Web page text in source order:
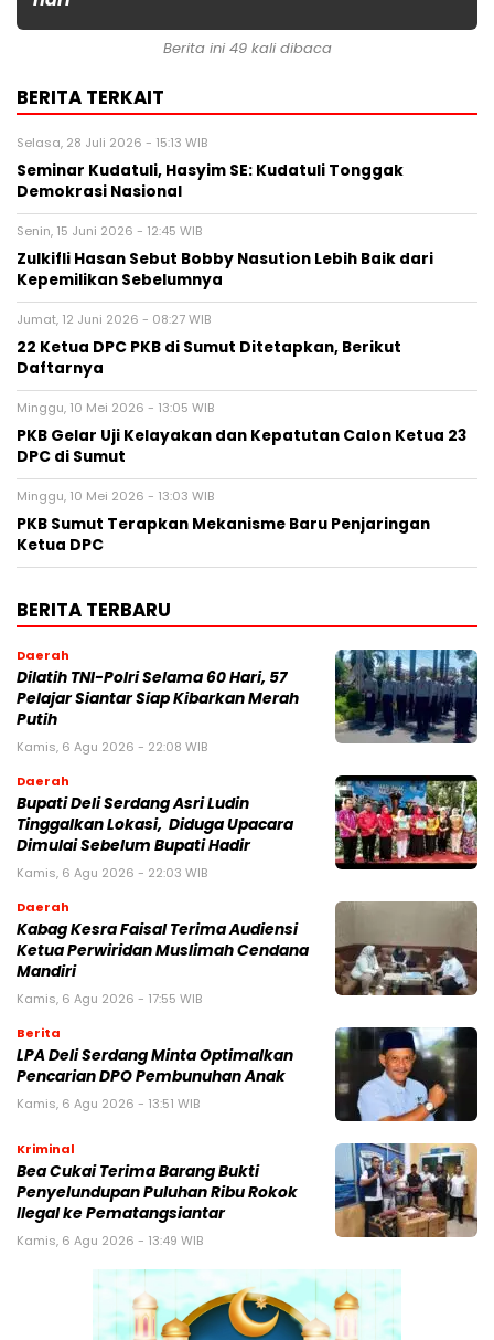
Berita ini 49 kali dibaca
BERITA TERKAIT
Selasa, 28 Juli 2026 - 15:13 WIB
Seminar Kudatuli, Hasyim SE: Kudatuli Tonggak
Demokrasi Nasional
Senin, 15 Juni 2026 - 12:45 WIB
Zulkifli Hasan Sebut Bobby Nasution Lebih Baik dari
Kepemilikan Sebelumnya
Jumat, 12 Juni 2026 - 08:27 WIB
22 Ketua DPC PKB di Sumut Ditetapkan, Berikut
Daftarnya
Minggu, 10 Mei 2026 - 13:05 WIB
PKB Gelar Uji Kelayakan dan Kepatutan Calon Ketua 23
DPC di Sumut
Minggu, 10 Mei 2026 - 13:03 WIB
PKB Sumut Terapkan Mekanisme Baru Penjaringan
Ketua DPC
BERITA TERBARU
Daerah
Dilatih TNI-Polri Selama 60 Hari, 57
Pelajar Siantar Siap Kibarkan Merah
Putih
Kamis, 6 Agu 2026 - 22:08 WIB
Daerah
Bupati Deli Serdang Asri Ludin
Tinggalkan Lokasi, Diduga Upacara
Dimulai Sebelum Bupati Hadir
Kamis, 6 Agu 2026 - 22:03 WIB
Daerah
Kabag Kesra Faisal Terima Audiensi
Ketua Perwiridan Muslimah Cendana
Mandiri
Kamis, 6 Agu 2026 - 17:55 WIB
Berita
LPA Deli Serdang Minta Optimalkan
Pencarian DPO Pembunuhan Anak
Kamis, 6 Agu 2026 - 13:51 WIB
Kriminal
Bea Cukai Terima Barang Bukti
Penyelundupan Puluhan Ribu Rokok
Ilegal ke Pematangsiantar
Kamis, 6 Agu 2026 - 13:49 WIB